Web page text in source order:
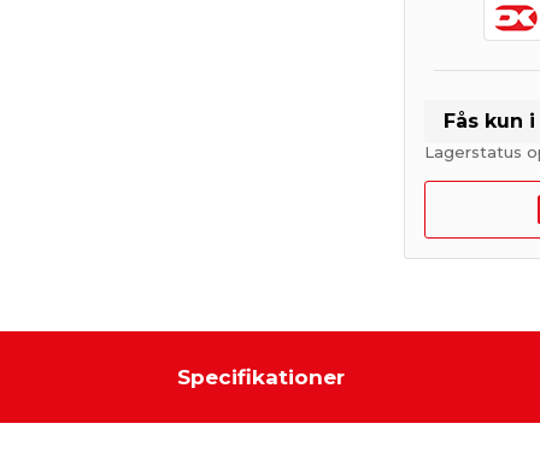
Fås kun
Lagerstatus
Specifikationer